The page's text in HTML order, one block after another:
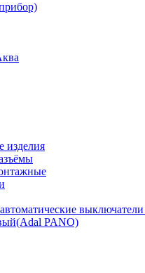
изделия
PANO)